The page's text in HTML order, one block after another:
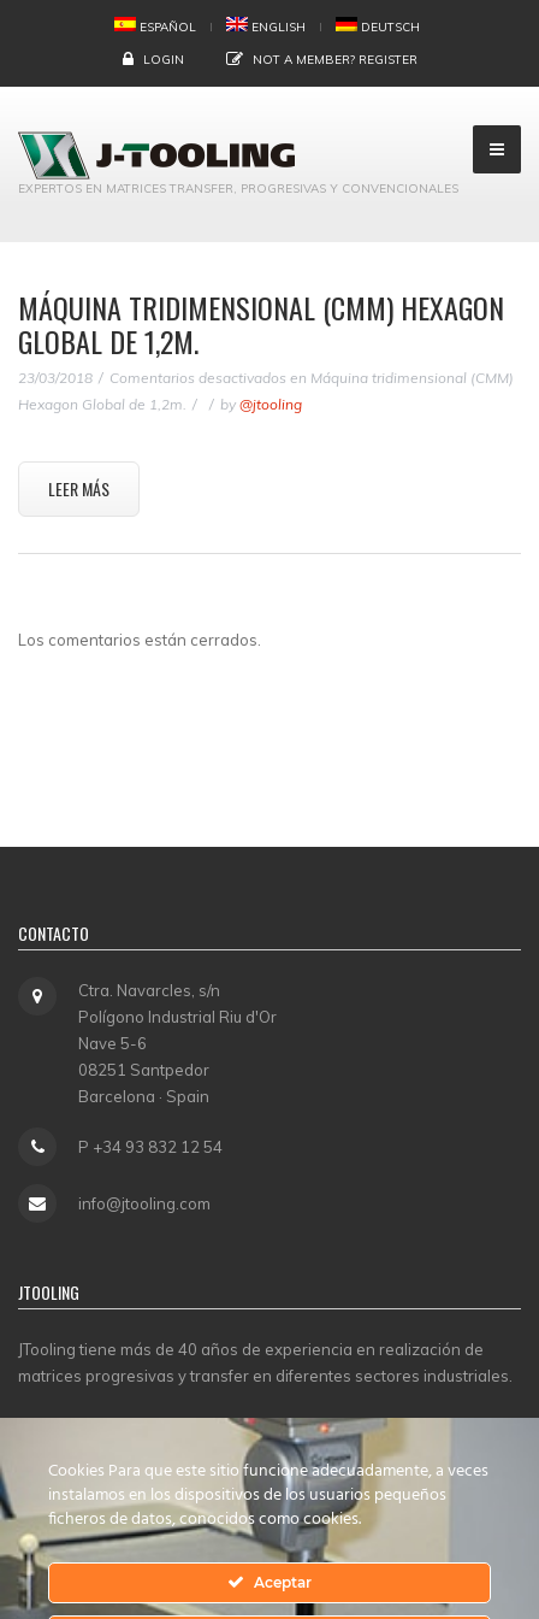
ESPAÑOL ENGLISH DEUTSCH
LOGIN NOT A MEMBER? REGISTER
EXPERTOS EN MATRICES TRANSFER, PROGRESIVAS Y CONVENCIONALES
MÁQUINA TRIDIMENSIONAL (CMM) HEXAGON
GLOBAL DE 1,2M.
23/03/2018 Comentarios desactivados en Máquina tridimensional (CMM)
Hexagon Global de 1,2m.
by @jtooling
LEER MÁS
Los comentarios están cerrados.
CONTACTO
Ctra. Navarcles, s/n
Polígono Industrial Riu d'Or
Nave 5-6
08251 Santpedor
Barcelona · Spain
P +34 93 832 12 54
info@jtooling.com
JTOOLING
JTooling tiene más de 40 años de experiencia en realización de
matrices progresivas y transfer en diferentes sectores industriales.
CERTIFICADOS
Cookies Para que este sitio funcione adecuadamente, a veces
instalamos en los dispositivos de los usuarios pequeños
ficheros de datos, conocidos como cookies.
Aceptar